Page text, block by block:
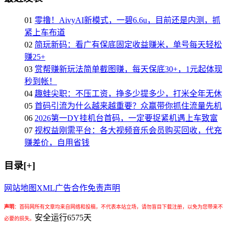
01 零撸！AivyAI新模式，一碧6.6u，目前还是内测，抓
紧上车布道
02 简玩新码：看广有保底固定收益赚米，单号每天轻松
赚25+
03 赏帮赚新玩法简单截图赚，每天保底30+，1元起体现
秒到帐！
04 趣蛙尖职：不压工资，挣多少提多少，打米全年无休
05 首码引流为什么越来越重要？众赢带你抓住流量先机
06 2026第一DY挂机台首码，一定要捉紧机遇上车致富
07 视权益刚需平台：各大视频音乐会员购买回收，代充
赚差价，自用省钱
目录[+]
网站地图 XML广告合作免责声明
声明： 首码网所有文章均来自网络和投稿，不代表本站立场，请勿盲目下载注册，以免为您带来不
必要的损失。 安全运行6575天